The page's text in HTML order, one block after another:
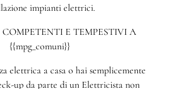
impianti elettrici.
E TEMPESTIVI A
{{mpg_comuni}}
elettrica a casa o hai semplicemente
up da parte di un Elettricista non